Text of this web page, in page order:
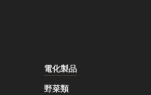
電化製品
野菜類